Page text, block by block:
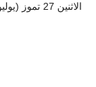
الاثنين 27 تموز (يوليو) 2020